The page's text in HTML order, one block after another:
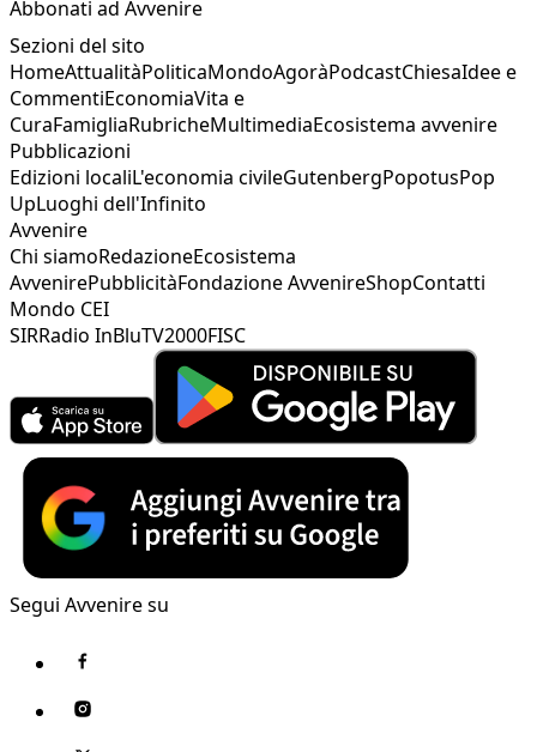
Abbonati ad Avvenire
Sezioni del sito
HomeAttualitàPoliticaMondoAgoràPodcastChiesaIdee e
CommentiEconomiaVita e
CuraFamigliaRubricheMultimediaEcosistema avvenire
Pubblicazioni
Edizioni localiL'economia civileGutenbergPopotusPop
UpLuoghi dell'Infinito
Avvenire
Chi siamoRedazioneEcosistema
AvvenirePubblicitàFondazione AvvenireShopContatti
Mondo CEI
SIRRadio InBluTV2000FISC
Segui Avvenire su